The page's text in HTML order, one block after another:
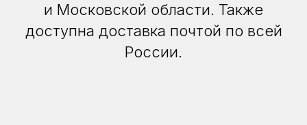
и Московской области. Также
доступна доставка почтой по всей
России.